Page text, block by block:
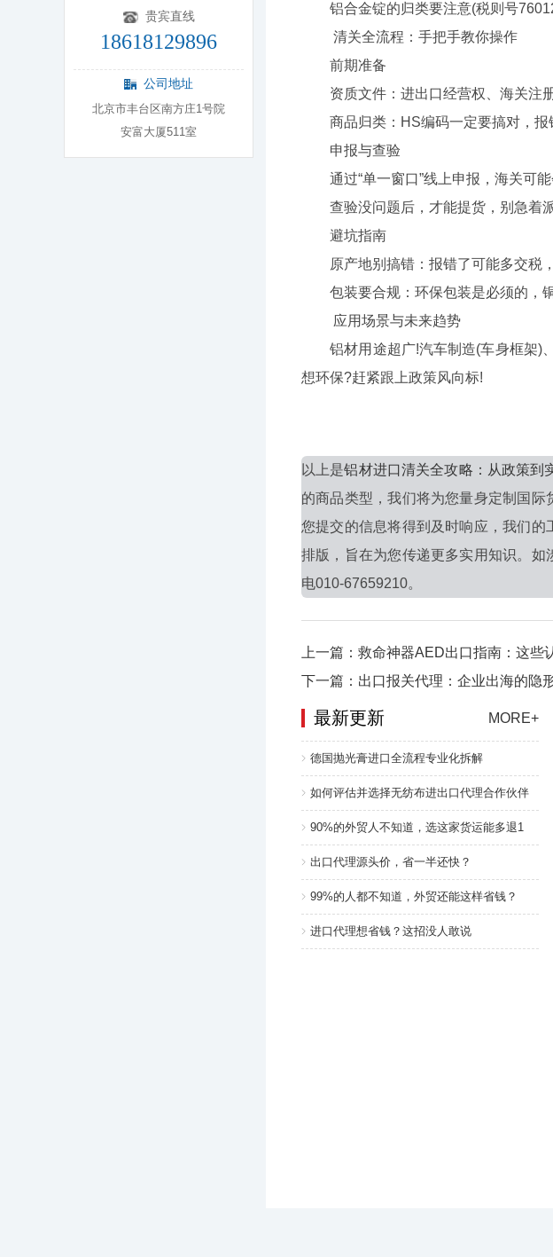
贵宾直线
18618129896
公司地址
北京市丰台区南方庄1号院
安富大厦511室
铝合金锭的归类要注意(税则号
清关全流程：手把手教你操作
前期准备
资质文件：进出口经营权、海关注册
商品归类：HS编码一定要搞对，报
申报与查验
通过“单一窗口”线上申报，海关可能
查验没问题后，才能提货，别急着
避坑指南
原产地别搞错：报错了可能多交税
包装要合规：环保包装是必须的，
应用场景与未来趋势
铝材用途超广!汽车制造(车身框架)、
想环保?赶紧跟上政策风向标!
以上是铝材进口清关全攻略：从政策到
的商品类型，我们将为您量身定制国际
您提交的信息将得到及时响应，我们
排版，旨在为您传递更多实用知识。
电010-67659210。
上一篇：救命神器AED出口指南：这些
下一篇：出口报关代理：企业出海的隐
最新更新 MORE+
德国抛光膏进口全流程专业化拆解
如何评估并选择无纺布进出口代理合作伙伴
90%的外贸人不知道，选这家货运能多退1
出口代理源头价，省一半还快？
99%的人都不知道，外贸还能这样省钱？
进口代理想省钱？这招没人敢说